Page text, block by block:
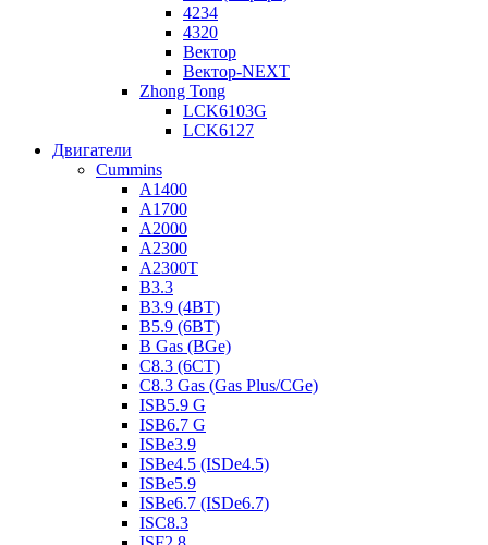
4234
4320
Вектор
Вектор-NEXT
Zhong Tong
LCK6103G
LCK6127
Двигатели
Cummins
A1400
A1700
A2000
A2300
A2300T
B3.3
B3.9 (4BT)
B5.9 (6BT)
B Gas (BGe)
C8.3 (6CT)
C8.3 Gas (Gas Plus/CGe)
ISB5.9 G
ISB6.7 G
ISBe3.9
ISBe4.5 (ISDe4.5)
ISBe5.9
ISBe6.7 (ISDe6.7)
ISC8.3